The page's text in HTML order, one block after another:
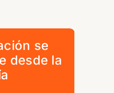
se
desde la